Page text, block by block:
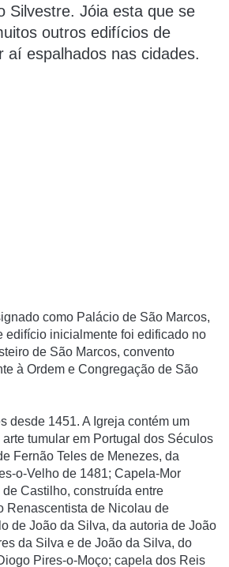
Silvestre. Jóia esta que se
outros edifícios de
aí espalhados nas cidades.
como Palácio de São Marcos,
edifício inicialmente foi edificado no
de São Marcos, convento
à Ordem e Congregação de São
desde 1451. A Igreja contém um
tumular em Portugal dos Séculos
Fernão Teles de Menezes, da
o-Velho de 1481; Capela-Mor
Castilho, construída entre
Renascentista de Nicolau de
de João da Silva, da autoria de João
da Silva e de João da Silva, do
Pires-o-Moço; capela dos Reis